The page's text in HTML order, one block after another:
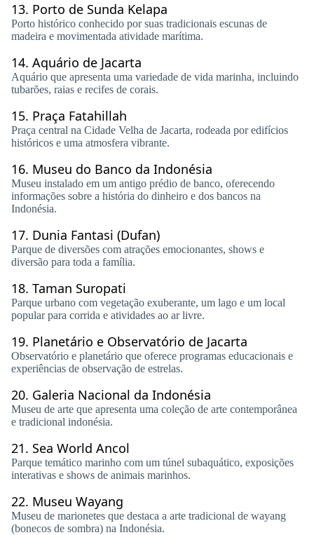
13. Porto de Sunda Kelapa
Porto histórico conhecido por suas tradicionais escunas de
madeira e movimentada atividade marítima.
14. Aquário de Jacarta
Aquário que apresenta uma variedade de vida marinha, incluindo
tubarões, raias e recifes de corais.
15. Praça Fatahillah
Praça central na Cidade Velha de Jacarta, rodeada por edifícios
históricos e uma atmosfera vibrante.
16. Museu do Banco da Indonésia
Museu instalado em um antigo prédio de banco, oferecendo
informações sobre a história do dinheiro e dos bancos na
Indonésia.
17. Dunia Fantasi (Dufan)
Parque de diversões com atrações emocionantes, shows e
diversão para toda a família.
18. Taman Suropati
Parque urbano com vegetação exuberante, um lago e um local
popular para corrida e atividades ao ar livre.
19. Planetário e Observatório de Jacarta
Observatório e planetário que oferece programas educacionais e
experiências de observação de estrelas.
20. Galeria Nacional da Indonésia
Museu de arte que apresenta uma coleção de arte contemporânea
e tradicional indonésia.
21. Sea World Ancol
Parque temático marinho com um túnel subaquático, exposições
interativas e shows de animais marinhos.
22. Museu Wayang
Museu de marionetes que destaca a arte tradicional de wayang
(bonecos de sombra) na Indonésia.